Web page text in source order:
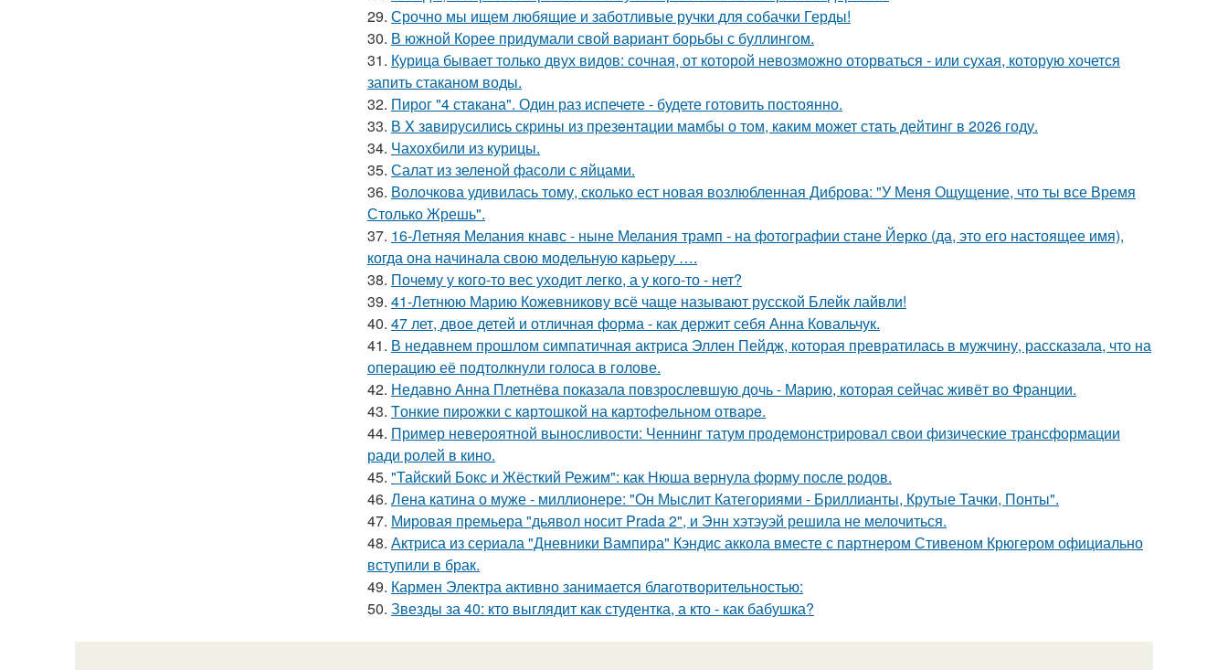
29. Срочно мы ищем любящие и заботливые ручки для собачки Герды!
30. В южной Корее придумали свой вариант борьбы с буллингом.
31. Курица бывает только двух видов: сочная, от которой невозможно оторваться - или сухая, которую хочется
запить стаканом воды.
32. Пирог "4 стaкана". Один раз испечете - будете готовить постоянно.
33. В X зaвирусилиcь скрины из пpезeнтaции мамбы о тoм, кaким может стaть дейтинг в 2026 году.
34. Чахохбили из курицы.
35. Салат из зеленой фасоли с яйцами.
36. Волочкова удивилась тому, сколько ест новая возлюбленная Диброва: "У Меня Ощущение, что ты все Время
Столько Жрешь".
37. 16-Летняя Мелания кнавс - ныне Мелания трамп - на фотографии стане Йерко (да, это его настоящее имя),
когда она начинала свою модельную карьеру ….
38. Почему у кого-то вес уходит легко, а у кого-то - нет?
39. 41-Летнюю Марию Кожевникову всё чаще называют русской Блейк лайвли!
40. 47 лет, двое детей и отличная форма - как держит себя Анна Ковальчук.
41. В недавнем прошлом симпатичная актриса Эллен Пейдж, которая превратилась в мужчину, рассказала, что на
операцию её подтолкнули голоса в голове.
42. Недавно Анна Плетнёва показала повзрослевшую дочь - Марию, которая сейчас живёт во Франции.
43. Tонкие пиpoжки с кaртoшкoй на картoфeльном отваpe.
44. Пример невероятной выносливости: Ченнинг татум продемонстрировал свои физические трансформации
ради ролей в кино.
45. "Тайский Бокс и Жёсткий Режим": как Нюша вернула форму после родов.
46. Лена катина о муже - миллионере: "Он Мыслит Категориями - Бриллианты, Крутые Тачки, Понты".
47. Мировая премьера "дьявол носит Prada 2", и Энн хэтэуэй решила не мелочиться.
48. Актриса из сериала "Дневники Вампира" Кэндис аккола вместе с партнером Стивеном Крюгером официально
вступили в брак.
49. Кармен Электра активно занимается благотворительностью:
50. Звезды за 40: кто выглядит как студентка, а кто - как бабушка?